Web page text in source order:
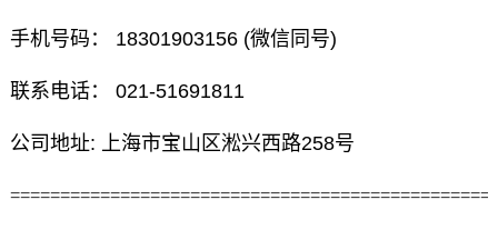
手机号码： 18301903156 (微信同号)
联系电话： 021-51691811
公司地址: 上海市宝山区淞兴西路258号